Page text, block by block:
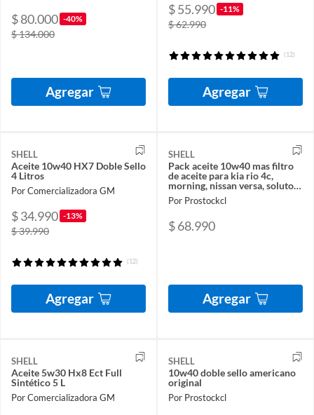
$ 80.000 -40%
$ 134.000
Agregar
$ 55.990 -11%
$ 62.990
(12)
Agregar
SHELL
Aceite 10w40 HX7 Doble Sello
4 Litros
Por Comercializadora GM
$ 34.990 -13%
$ 39.990
(12)
Agregar
SHELL
Pack aceite 10w40 mas filtro
de aceite para kia rio 4c,
morning, nissan versa, soluto,
verna
Por Prostockcl
$ 68.990
Agregar
SHELL
Aceite 5w30 Hx8 Ect Full
Sintético 5 L
Por Comercializadora GM
SHELL
10w40 doble sello americano
original
Por Prostockcl